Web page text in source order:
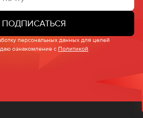
ПОДПИСАТЬСЯ
персональных данных для целей
ознакомление с Политикой